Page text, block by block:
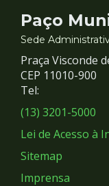
e
Redes
Sociais
Paço
Sede
Praça Visconde
CEP 11010-900
Tel:
(13) 3201-5000
Lei de Acesso à
Sitemap
Imprensa